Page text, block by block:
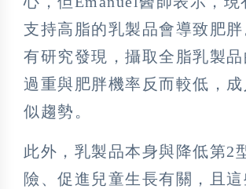
支持高脂的乳製品會導致肥胖
有研究發現，攝取全脂乳製
過重與肥胖機率反而較低，
似趨勢。
此外，乳製品本身與降低第2
險、促進兒童生長有關，且